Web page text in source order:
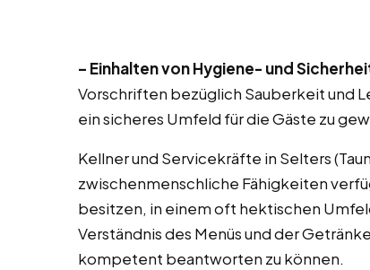
– Einhalten von Hygiene- und
Vorschriften bezüglich Sauberkeit und
ein sicheres Umfeld für die Gäste zu
Kellner und Servicekräfte in Selters
zwischenmenschliche Fähigkeiten
besitzen, in einem oft hektischen
Verständnis des Menüs und der
kompetent beantworten zu können.